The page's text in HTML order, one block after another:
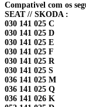
Compativel com os
SEAT // SKODA :
030 141 025 C
030 141 025 D
030 141 025 E
030 141 025 F
030 141 025 R
030 141 025 S
036 141 025 M
036 141 025 Q
036 141 026 K